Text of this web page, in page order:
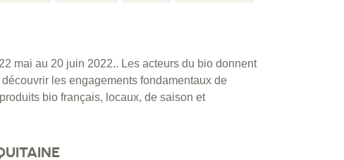
mai au 20 juin 2022.. Les acteurs du bio donnent
les engagements fondamentaux de
bio français, locaux, de saison et